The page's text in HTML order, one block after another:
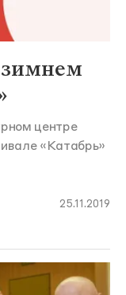
центре
«Катабрь»
25.11.2019